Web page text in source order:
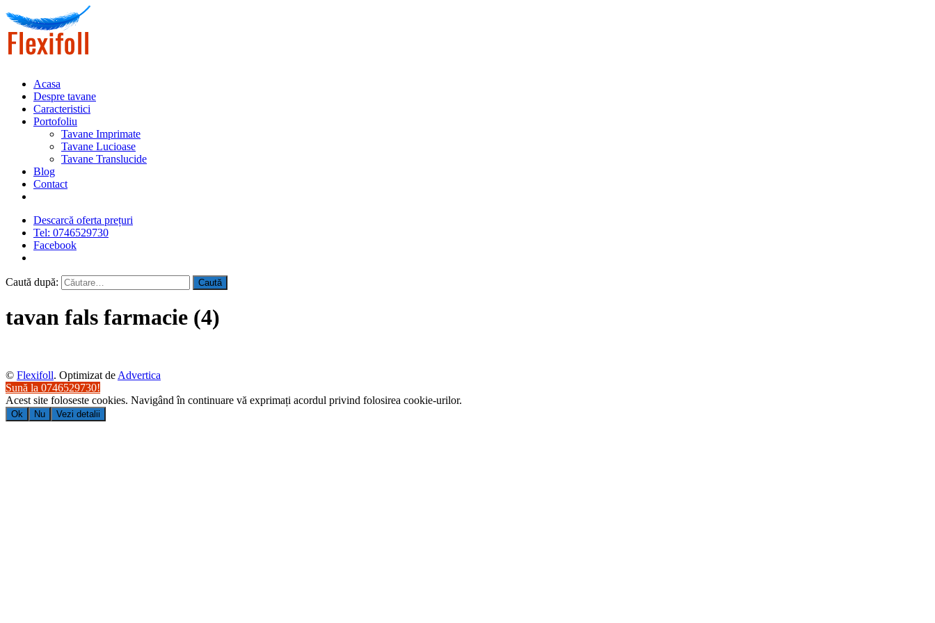
Acasa
Despre tavane
Caracteristici
Portofoliu
Tavane Imprimate
Tavane Lucioase
Tavane Translucide
Blog
Contact
Descarcă oferta prețuri
Tel: 0746529730
Facebook
Caută după:
tavan fals farmacie (4)
© Flexifoll. Optimizat de Advertica
Sună la 0746529730!
Acest site foloseste cookies. Navigând în continuare vă exprimați acordul privind folosirea cookie-urilor.
Ok Nu Vezi detalii